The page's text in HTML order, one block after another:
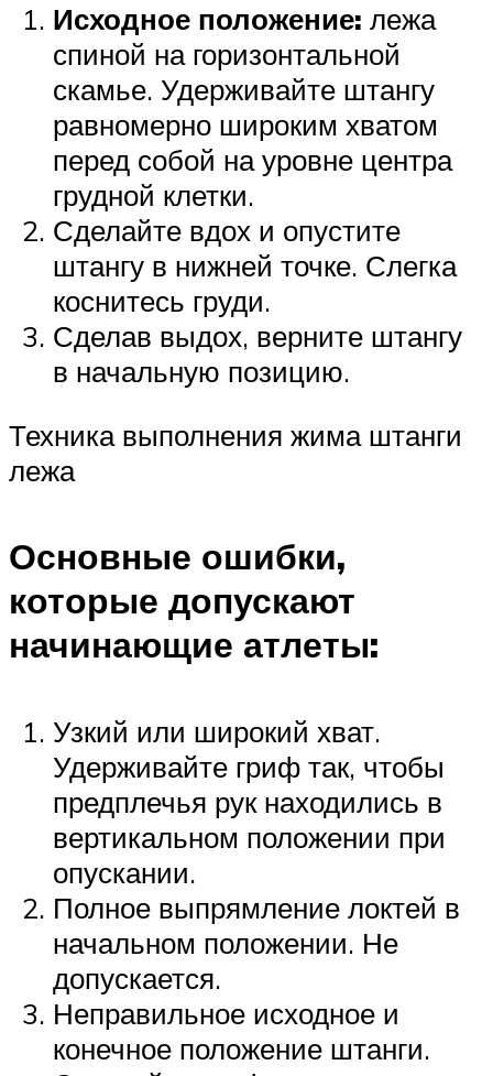
Исходное положение: лежа
спиной на горизонтальной
скамье. Удерживайте штангу
равномерно широким хватом
перед собой на уровне центра
грудной клетки.
Сделайте вдох и опустите
штангу в нижней точке. Слегка
коснитесь груди.
Сделав выдох, верните штангу
в начальную позицию.
Техника выполнения жима штанги
лежа
Основные ошибки,
которые допускают
начинающие атлеты:
Узкий или широкий хват.
Удерживайте гриф так, чтобы
предплечья рук находились в
вертикальном положении при
опускании.
Полное выпрямление локтей в
начальном положении. Не
допускается.
Неправильное исходное и
конечное положение штанги.